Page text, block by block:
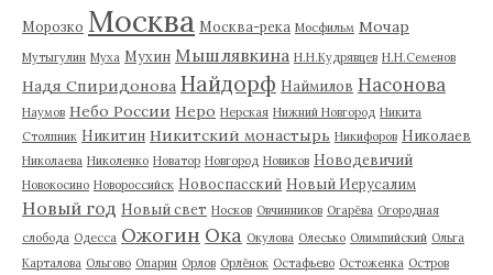
Морозко Москва Москва-река Мосфильм Мочар
Мутыгулин Муха Мухин Мышлявкина Н.Н.Кудрявцев Н.Н.Семенов
Надя Спиридонова Найдорф Наймилов Насонова
Наумов Небо России Неро Нерская Нижний Новгород Никита
Столпник Никитин Никитский монастырь Никифоров Николаев
Николаева Николенко Новатор Новгород Новиков Новодевичий
Новокосино Новороссийск Новоспасский Новый Иерусалим
Новый год Новый свет Носков Овчинников Огарёва Огородная
слобода Одесса Ожогин Ока Окулова Олесько Олимпийский Ольга
Карталова Ольгово Опарин Орлов Орлёнок Остафьево Остоженка Остров